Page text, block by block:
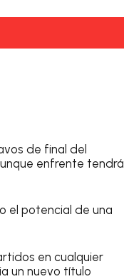
de final del
enfrente tendrá
el potencial de una
en cualquier
un nuevo título